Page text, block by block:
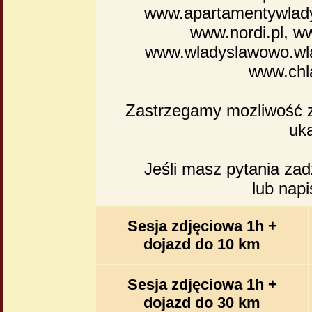
www.nordi.pl,
Zastrzegamy mozliwość
Jeśli masz pytania
lub
Sesja zdjęciowa 1h +
dojazd do 10 km
Sesja zdjęciowa 1h +
dojazd do 30 km